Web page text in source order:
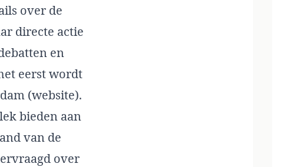
over de
directe actie
en
eerst wordt
(website).
bieden aan
van de
over